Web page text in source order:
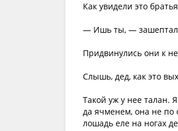
Как увидели это
— Ишь ты, —
Придвинулись они к
Слышь, дед, как это
Такой уж у нее талан.
да ячменем, она не по
лошадь еле на ногах